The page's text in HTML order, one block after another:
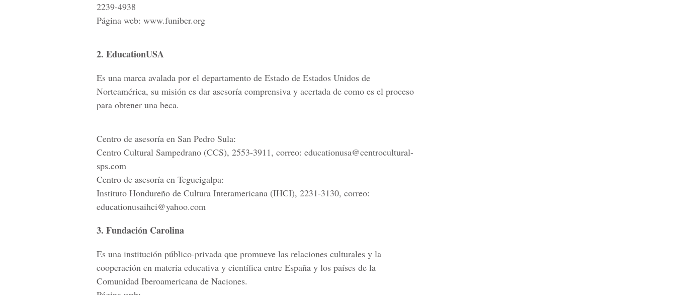
2239-4938
Página web: www.funiber.org
2. EducationUSA
Es una marca avalada por el departamento de Estado de Estados Unidos de
Norteamérica, su misión es dar asesoría comprensiva y acertada de como es el proceso
para obtener una beca.
Centro de asesoría en San Pedro Sula:
Centro Cultural Sampedrano (CCS), 2553-3911, correo: educationusa@centrocultural-
sps.com
Centro de asesoría en Tegucigalpa:
Instituto Hondureño de Cultura Interamericana (IHCI), 2231-3130, correo:
educationusaihci@yahoo.com
3. Fundación Carolina
Es una institución público-privada que promueve las relaciones culturales y la
cooperación en materia educativa y científica entre España y los países de la
Comunidad Iberoamericana de Naciones.